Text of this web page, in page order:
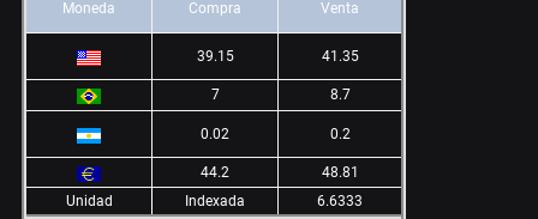
Moneda Compra Venta
39.15 41.35
7 8.7
0.02 0.2
44.2
48.81
Unidad
Indexada 6.6333